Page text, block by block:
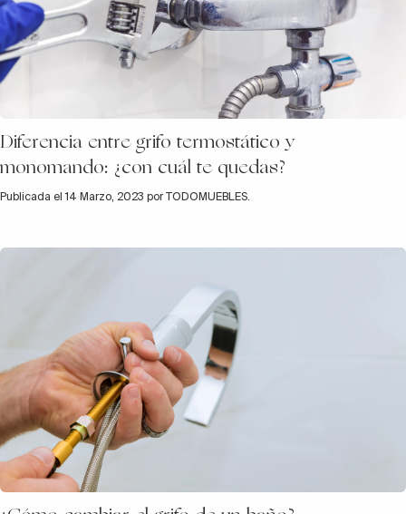
Diferencia entre grifo termostático y
monomando: ¿con cuál te quedas?
Publicada el 14 Marzo, 2023 por TODOMUEBLES.